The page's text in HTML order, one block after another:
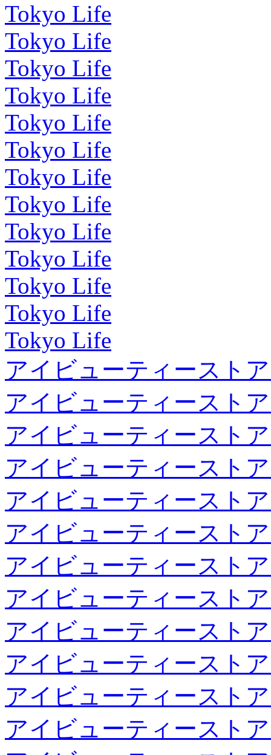
Tokyo Life
Tokyo Life
Tokyo Life
Tokyo Life
Tokyo Life
Tokyo Life
Tokyo Life
Tokyo Life
Tokyo Life
Tokyo Life
Tokyo Life
Tokyo Life
Tokyo Life
アイビューティースト
アイビューティースト
アイビューティースト
アイビューティースト
アイビューティースト
アイビューティースト
アイビューティースト
アイビューティースト
アイビューティースト
アイビューティースト
アイビューティースト
アイビューティースト